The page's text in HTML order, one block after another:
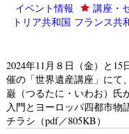
イベント情報 講座・
トリア共和国 フランス共
2024年11月８日（金）と
催の「世界遺産講座」にて
巌（つるたに・いわお）氏
入門とヨーロッパ四都市
チラシ（pdf／805KB）